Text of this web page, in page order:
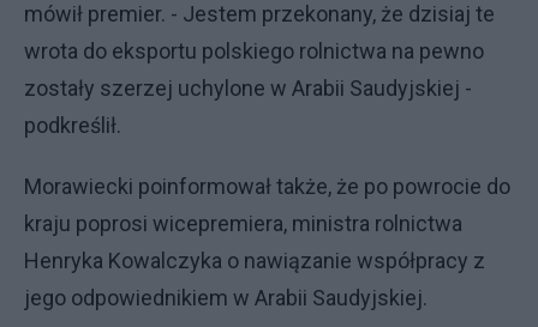
mówił premier. - Jestem przekonany, że dzisiaj te
wrota do eksportu polskiego rolnictwa na pewno
zostały szerzej uchylone w Arabii Saudyjskiej -
podkreślił.
Morawiecki poinformował także, że po powrocie do
kraju poprosi wicepremiera, ministra rolnictwa
Henryka Kowalczyka o nawiązanie współpracy z
jego odpowiednikiem w Arabii Saudyjskiej.